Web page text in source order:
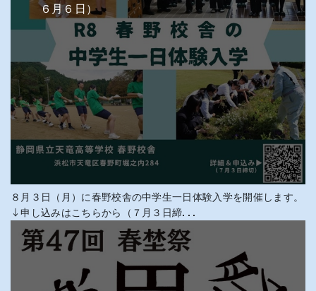
６月６日）
８月３日（月）に春野校舎の中学生一日体験入学を開催します。
↓申し込みはこちらから（７月３日締...